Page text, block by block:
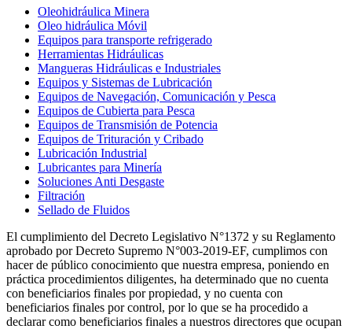
Oleohidráulica Minera
Oleo hidráulica Móvil
Equipos para transporte refrigerado
Herramientas Hidráulicas
Mangueras Hidráulicas e Industriales
Equipos y Sistemas de Lubricación
Equipos de Navegación, Comunicación y Pesca
Equipos de Cubierta para Pesca
Equipos de Transmisión de Potencia
Equipos de Trituración y Cribado
Lubricación Industrial
Lubricantes para Minería
Soluciones Anti Desgaste
Filtración
Sellado de Fluidos
El cumplimiento del Decreto Legislativo N°1372 y su Reglamento
aprobado por Decreto Supremo N°003-2019-EF, cumplimos con
hacer de público conocimiento que nuestra empresa, poniendo en
práctica procedimientos diligentes, ha determinado que no cuenta
con beneficiarios finales por propiedad, y no cuenta con
beneficiarios finales por control, por lo que se ha procedido a
declarar como beneficiarios finales a nuestros directores que ocupan